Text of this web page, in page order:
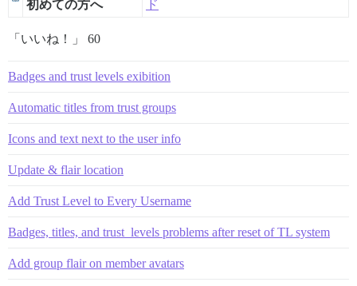
初めての方へ ド
「いいね！」 60
Badges and trust levels exibition
Automatic titles from trust groups
Icons and text next to the user info
Update & flair location
Add Trust Level to Every Username
Badges, titles, and trust_levels problems after reset of TL system
Add group flair on member avatars